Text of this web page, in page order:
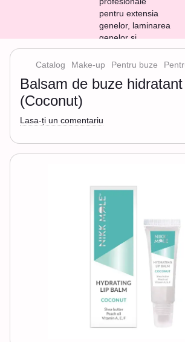
Catalog Make-up Pentru buze
Balsam de buze
(Coconut)
Lasa-ți un comentariu